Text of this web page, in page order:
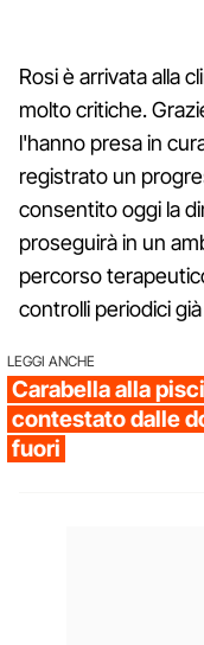
Rosi è arrivata alla
molto critiche.
l'hanno presa in
registrato un
consentito oggi la
proseguirà in un
percorso
controlli periodici
LEGGI ANCHE
Carabella alla
contestato dalle
fuori